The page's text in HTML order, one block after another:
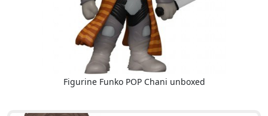
Figurine Funko POP Chani unboxed